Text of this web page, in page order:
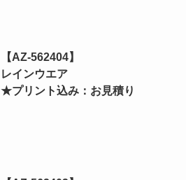
【AZ-562404】
レインウエア
★プリント込み：お見積り